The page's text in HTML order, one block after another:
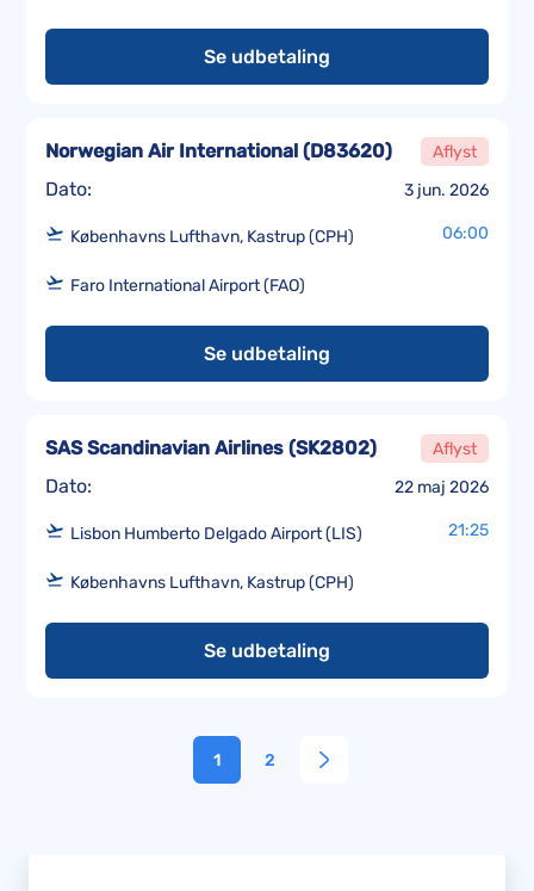
Se udbetaling
Dato: 3 jun. 2026
Norwegian Air International (D83620) Aflyst
Københavns Lufthavn, Kastrup (CPH) 06:00
Faro International Airport (FAO)
Se udbetaling
Dato: 22 maj 2026
SAS Scandinavian Airlines (SK2802) Aflyst
Lisbon Humberto Delgado Airport (LIS) 21:25
Københavns Lufthavn, Kastrup (CPH)
Se udbetaling
1 2